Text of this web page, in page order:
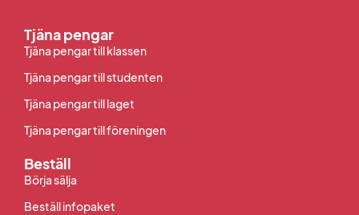
Tjäna pengar
Tjäna pengar till klassen
Tjäna pengar till studenten
Tjäna pengar till laget
Tjäna pengar till föreningen
Beställ
Börja sälja
Beställ infopaket